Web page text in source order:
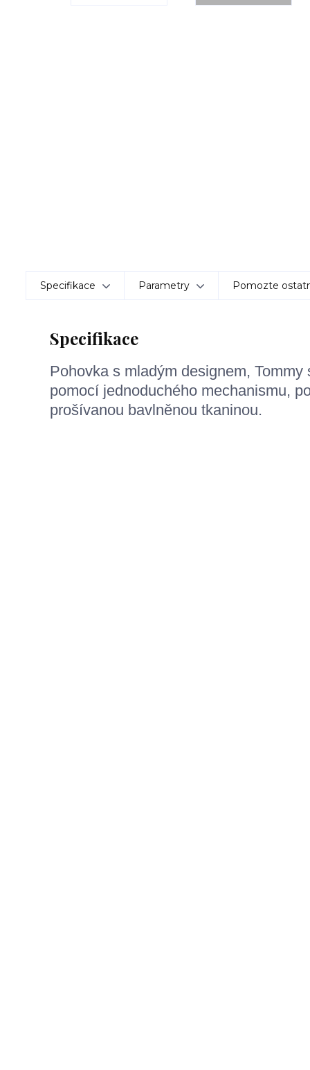
Specifikace Parametry Pomozte
Specifikace
Pohovka s mladým designem,
pomocí jednoduchého mechanismu,
prošívanou bavlněnou tkaninou.